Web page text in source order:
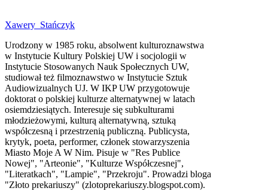
Xawery Stańczyk
Urodzony w 1985 roku, absolwent kulturoznawstwa
w Instytucie Kultury Polskiej UW i socjologii w
Instytucie Stosowanych Nauk Społecznych UW,
studiował też filmoznawstwo w Instytucie Sztuk
Audiowizualnych UJ. W IKP UW przygotowuje
doktorat o polskiej kulturze alternatywnej w latach
osiemdziesiątych. Interesuje się subkulturami
młodzieżowymi, kulturą alternatywną, sztuką
współczesną i przestrzenią publiczną. Publicysta,
krytyk, poeta, performer, członek stowarzyszenia
Miasto Moje A W Nim. Pisuje w "Res Publice
Nowej", "Arteonie", "Kulturze Współczesnej",
"Literatkach", "Lampie", "Przekroju". Prowadzi bloga
"Złoto prekariuszy" (zlotoprekariuszy.blogspot.com).